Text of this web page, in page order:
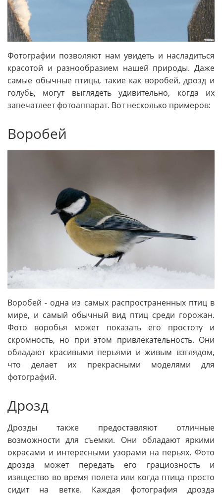
Фотографии позволяют нам увидеть и насладиться
красотой и разнообразием нашей природы. Даже
самые обычные птицы, такие как воробей, дрозд и
голубь, могут выглядеть удивительно, когда их
запечатлеет фотоаппарат. Вот несколько примеров:
Воробей
Воробей - одна из самых распространенных птиц в
мире, и самый обычный вид птиц среди горожан.
Фото воробья может показать его простоту и
скромность, но при этом привлекательность. Они
обладают красивыми перьями и живым взглядом,
что делает их прекрасными моделями для
фотографий.
Дрозд
Дрозды также предоставляют отличные
возможности для съемки. Они обладают яркими
окрасами и интересными узорами на перьях. Фото
дрозда может передать его грациозность и
изящество во время полета или когда птица просто
сидит на ветке. Каждая фотография дрозда